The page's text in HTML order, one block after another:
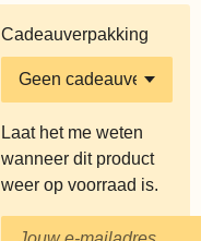
Cadeauverpakking
Laat het me weten
wanneer dit product
weer op voorraad is.